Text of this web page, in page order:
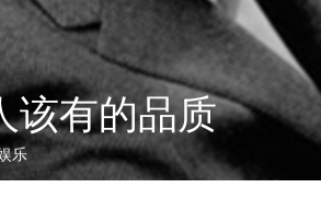
该有的品质
乐